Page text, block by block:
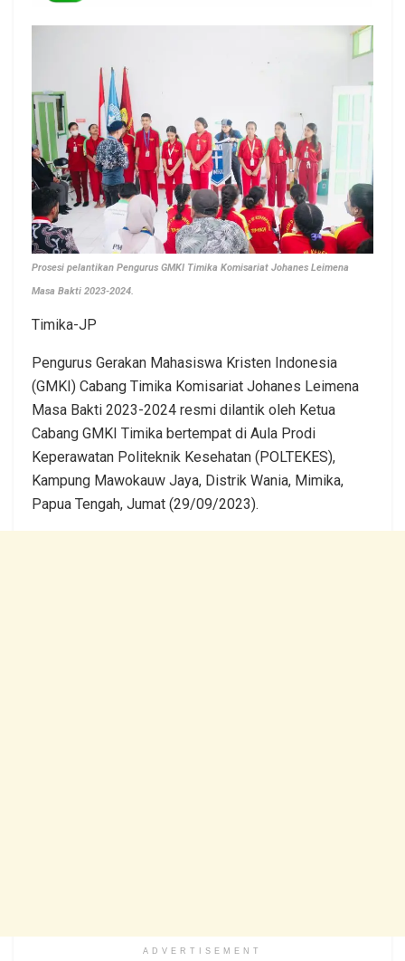
Prosesi pelantikan Pengurus GMKI Timika Komisariat Johanes Leimena
Masa Bakti 2023-2024.
Timika-JP
Pengurus Gerakan Mahasiswa Kristen Indonesia
(GMKI) Cabang Timika Komisariat Johanes Leimena
Masa Bakti 2023-2024 resmi dilantik oleh Ketua
Cabang GMKI Timika bertempat di Aula Prodi
Keperawatan Politeknik Kesehatan (POLTEKES),
Kampung Mawokauw Jaya, Distrik Wania, Mimika,
Papua Tengah, Jumat (29/09/2023).
ADVERTISEMENT